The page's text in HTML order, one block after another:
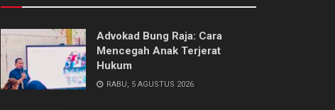
Advokad Bung Raja: Cara
Mencegah Anak Terjerat
Hukum
RABU, 5 AGUSTUS 2026